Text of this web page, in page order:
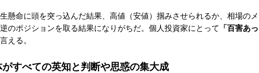
懸命に頭を突っ込んだ結果、高値（安値）掴みさせられるか、相場のメ
のポジションを取る結果になりがちだ。個人投資家にとって
「百害あっ
える。
すべての英知と判断や思惑の集大成